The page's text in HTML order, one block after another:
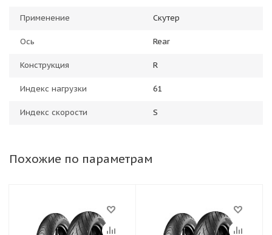
Применение Скутер
Ось Rear
Конструкция R
Индекс нагрузки 61
Индекс скорости S
Похожие по параметрам